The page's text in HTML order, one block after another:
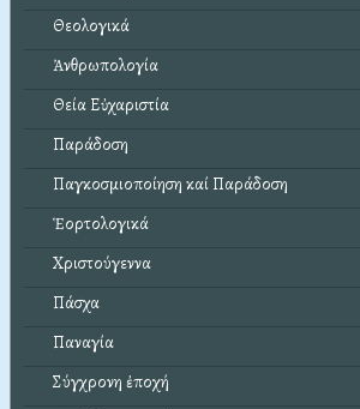
Θεολογικά
Ἀνθρωπολογία
Θεία Εὐχαριστία
Παράδοση
Παγκοσμιοποίηση καί Παράδοση
Ἑορτολογικά
Χριστούγεννα
Πάσχα
Παναγία
Σύγχρονη ἐποχή